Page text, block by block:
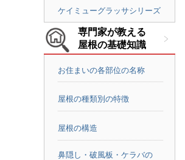
ケイミューグラッサシリーズ
専門家が教える
屋根の基礎知識
お住まいの各部位の名称
屋根の種類別の特徴
屋根の構造
鼻隠し・破風板・ケラバの